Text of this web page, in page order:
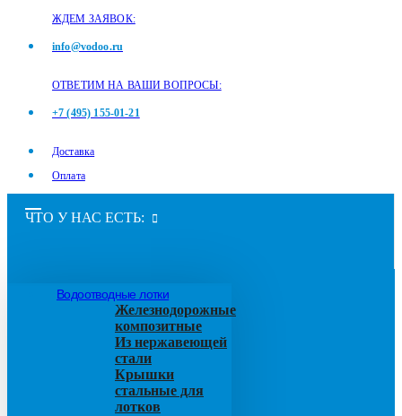
ЖДЕМ ЗАЯВОК:
info@vodoo.ru
ОТВЕТИМ НА ВАШИ ВОПРОСЫ:
+7 (495) 155-01-21
Доставка
Оплата
ЧТО У НАС ЕСТЬ:
Водоотводные лотки
Железнодорожные
композитные
Из нержавеющей
стали
Крышки
стальные для
лотков